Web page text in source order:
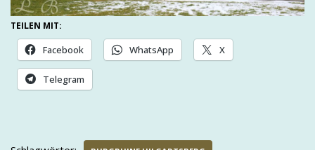
TEILEN MIT:
Facebook WhatsApp X
Telegram